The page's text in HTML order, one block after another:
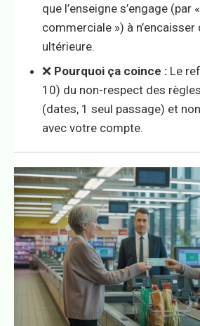
que l’enseigne s’engage (par
commerciale ») à n’encaisser
ultérieure.
❌ Pourquoi ça coince : Le
10) du non-respect des
(dates, 1 seul passage) et
avec votre compte.